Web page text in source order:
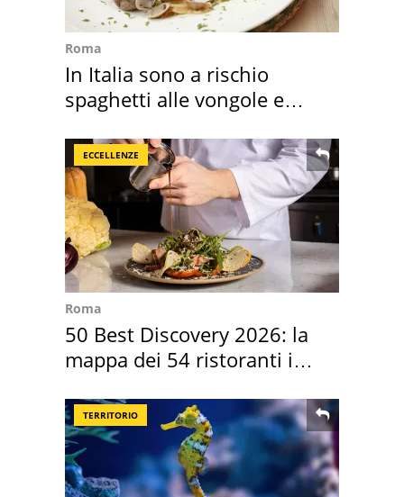
Roma
In Italia sono a rischio
spaghetti alle vongole e
ECCELLENZE
Roma
50 Best Discovery 2026: la
mappa dei 54 ristoranti in
TERRITORIO